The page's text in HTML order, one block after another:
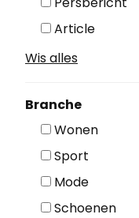
Article
Wis alles
Branche
Wonen
Sport
Mode
Schoenen